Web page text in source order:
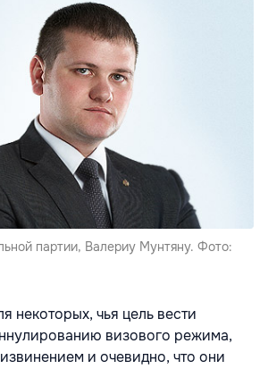
партии, Валериу Мунтяну. Фото:
некоторых, чья цель вести
визового режима,
и очевидно, что они